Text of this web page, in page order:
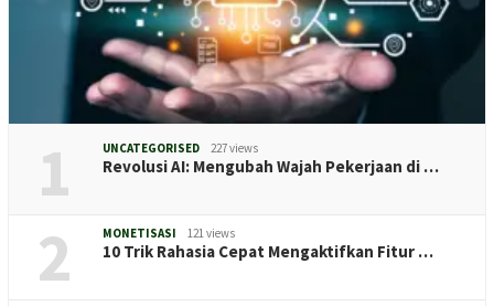
1 UNCATEGORISED 227 views
Revolusi AI: Mengubah Wajah Pekerjaan di …
2 MONETISASI 121 views
10 Trik Rahasia Cepat Mengaktifkan Fitur …